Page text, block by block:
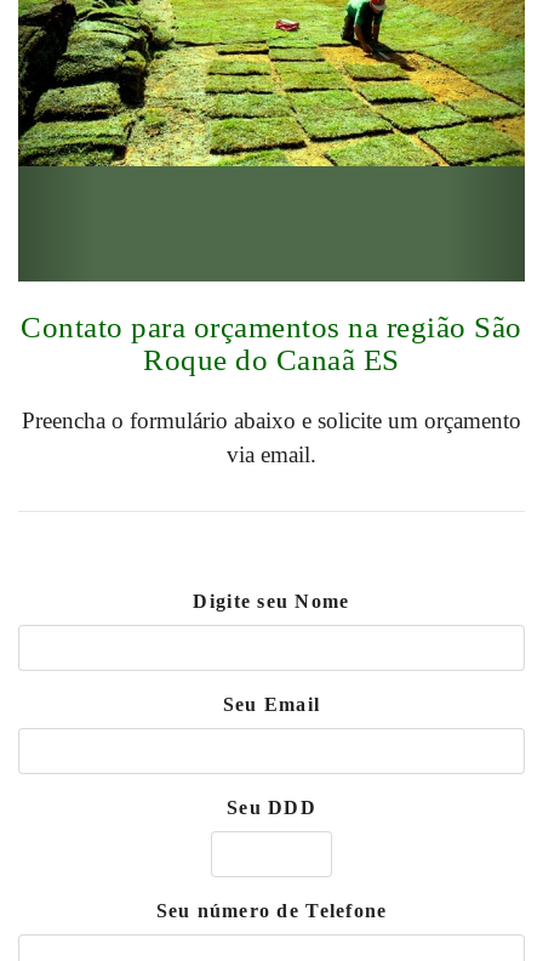
Contato para orçamentos na região São
Roque do Canaã ES
Preencha o formulário abaixo e solicite um orçamento
via email.
Digite seu Nome
Seu Email
Seu DDD
Seu número de Telefone